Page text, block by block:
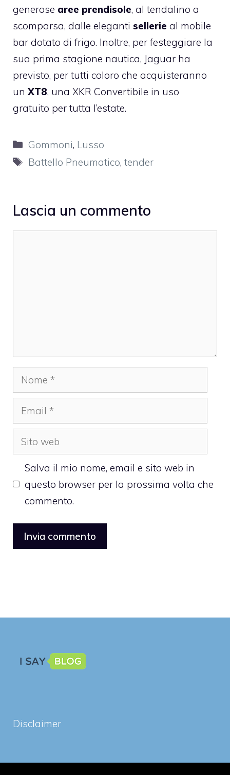
generose aree prendisole, al tendalino a
scomparsa, dalle eleganti sellerie al mobile
bar dotato di frigo. Inoltre, per festeggiare la
sua prima stagione nautica, Jaguar ha
previsto, per tutti coloro che acquisteranno
un XT8, una XKR Convertibile in uso
gratuito per tutta l’estate.
Categorie
Gommoni, Lusso
Tag
Battello Pneumatico,tender
Lascia un commento
Nome
Email
Sito
web
Salva il mio nome, email e sito web in
questo browser per la prossima volta che
commento.
Disclaimer